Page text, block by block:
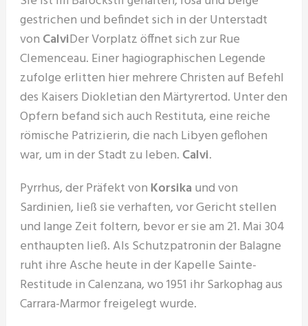
gestrichen und befindet sich in der Unterstadt
von CalviDer Vorplatz öffnet sich zur Rue
Clemenceau. Einer hagiographischen Legende
zufolge erlitten hier mehrere Christen auf Befehl
des Kaisers Diokletian den Märtyrertod. Unter den
Opfern befand sich auch Restituta, eine reiche
römische Patrizierin, die nach Libyen geflohen
war, um in der Stadt zu leben. Calvi.
Pyrrhus, der Präfekt von Korsikaund von
Sardinien, ließ sie verhaften, vor Gericht stellen
und lange Zeit foltern, bevor er sie am 21. Mai 304
enthaupten ließ. Als Schutzpatronin der Balagne
ruht ihre Asche heute in der Kapelle Sainte-
Restitude in Calenzana, wo 1951 ihr Sarkophag aus
Carrara-Marmor freigelegt wurde.